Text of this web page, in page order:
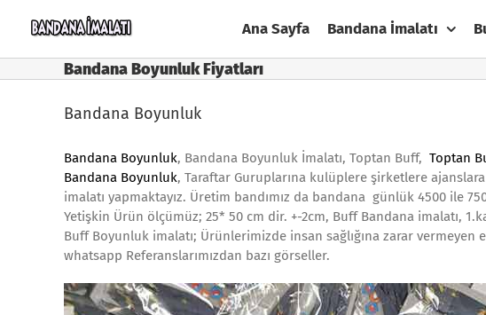
Ana Sayfa Bandana İmalatı
Bandana Boyunluk Fiyatları
Bandana Boyunluk
Bandana Boyunluk, Bandana Boyunluk İmalatı, Toptan Buff, Toptan
Bandana Boyunluk, Taraftar Guruplarına kulüplere şirketlere
imalatı yapmaktayız. Üretim bandımız da bandana günlük 4500 ile
Yetişkin Ürün ölçümüz; 25* 50 cm dir. +-2cm, Buff Bandana imalatı,
Buff Boyunluk imalatı; Ürünlerimizde insan sağlığına zarar vermeyen
whatsapp Referanslarımızdan bazı görseller.